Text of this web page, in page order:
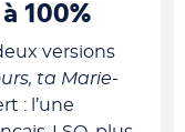
100%
versions
ta Marie-
: l’une